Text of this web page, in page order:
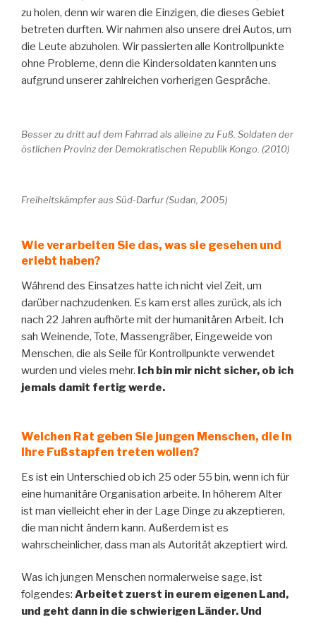
zu holen, denn wir waren die Einzigen, die dieses Gebiet
betreten durften. Wir nahmen also unsere drei Autos, um
die Leute abzuholen. Wir passierten alle Kontrollpunkte
ohne Probleme, denn die Kindersoldaten kannten uns
aufgrund unserer zahlreichen vorherigen Gespräche.
Besser zu dritt auf dem Fahrrad als alleine zu Fuß. Soldaten der
östlichen Provinz der Demokratischen Republik Kongo. (2010)
Freiheitskämpfer aus Süd-Darfur (Sudan, 2005)
Wie verarbeiten Sie das, was sie gesehen und
erlebt haben?
Während des Einsatzes hatte ich nicht viel Zeit, um
darüber nachzudenken. Es kam erst alles zurück, als ich
nach 22 Jahren aufhörte mit der humanitären Arbeit. Ich
sah Weinende, Tote, Massengräber, Eingeweide von
Menschen, die als Seile für Kontrollpunkte verwendet
wurden und vieles mehr. Ich bin mir nicht sicher, ob ich
jemals damit fertig werde.
Welchen Rat geben Sie jungen Menschen, die in
Ihre Fußstapfen treten wollen?
Es ist ein Unterschied ob ich 25 oder 55 bin, wenn ich für
eine humanitäre Organisation arbeite. In höherem Alter
ist man vielleicht eher in der Lage Dinge zu akzeptieren,
die man nicht ändern kann. Außerdem ist es
wahrscheinlicher, dass man als Autorität akzeptiert wird.
Was ich jungen Menschen normalerweise sage, ist
folgendes: Arbeitet zuerst in eurem eigenen Land,
und geht dann in die schwierigen Länder. Und